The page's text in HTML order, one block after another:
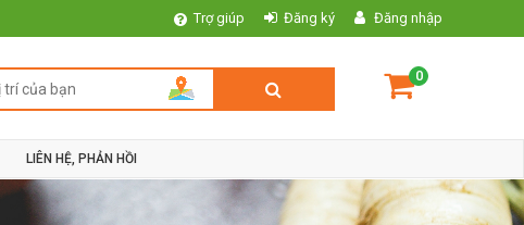
Trợ giúp Đăng ký Đăng nhập
0
LIÊN HỆ, PHẢN HỒI